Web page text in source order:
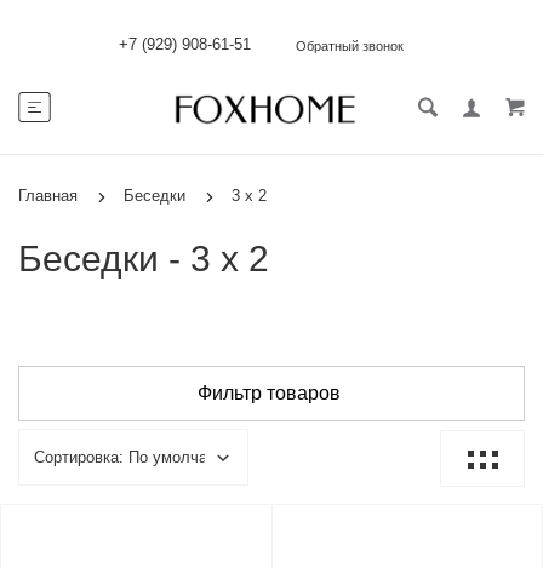
+7 (929) 908-61-51 Обратный звонок
Главная Беседки 3 х 2
Беседки - 3 х 2
Фильтр товаров